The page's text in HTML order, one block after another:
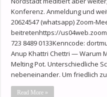
Konferenz. Anmeldung und
20624547 (whatsapp) Zoom-
beitretenhttps://
723 8489 0133Kenncode:
Anup Khattri Chettri — Warum
Melting Pot. Unterschiedliche
nebeneinander. Um friedlich
Read More »